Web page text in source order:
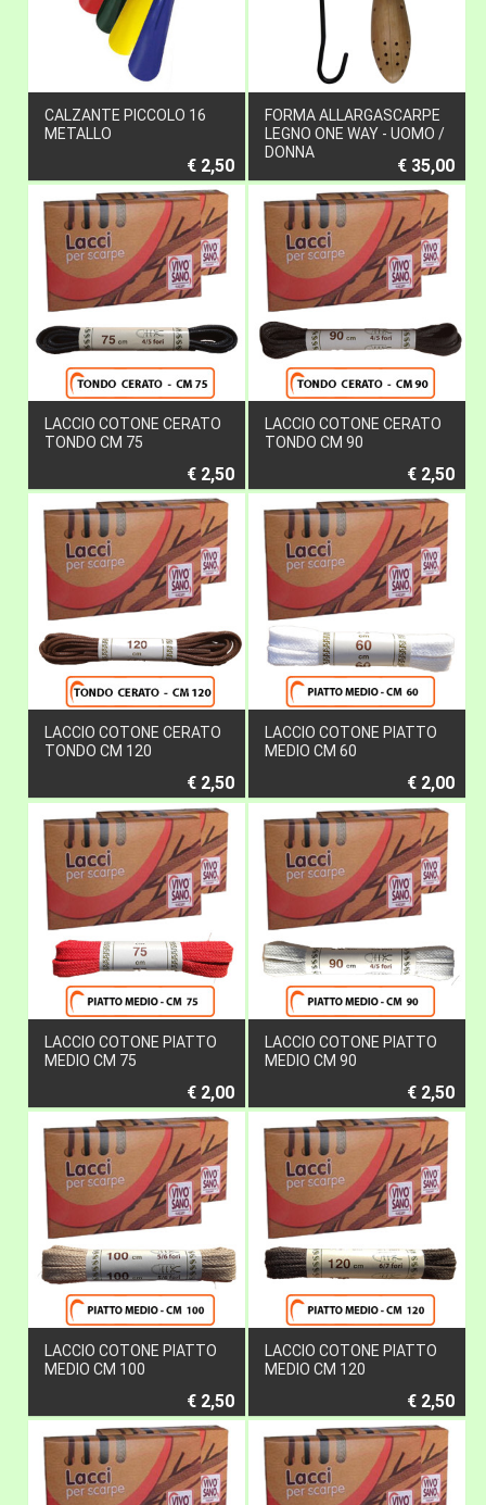
CALZANTE PICCOLO 16
METALLO
€ 2,50
FORMA ALLARGASCARPE
LEGNO ONE WAY - UOMO /
DONNA
€ 35,00
LACCIO COTONE CERATO
TONDO CM 75
€ 2,50
LACCIO COTONE CERATO
TONDO CM 90
€ 2,50
LACCIO COTONE CERATO
TONDO CM 120
€ 2,50
LACCIO COTONE PIATTO
MEDIO CM 60
€ 2,00
LACCIO COTONE PIATTO
MEDIO CM 75
€ 2,00
LACCIO COTONE PIATTO
MEDIO CM 90
€ 2,50
LACCIO COTONE PIATTO
MEDIO CM 100
€ 2,50
LACCIO COTONE PIATTO
MEDIO CM 120
€ 2,50